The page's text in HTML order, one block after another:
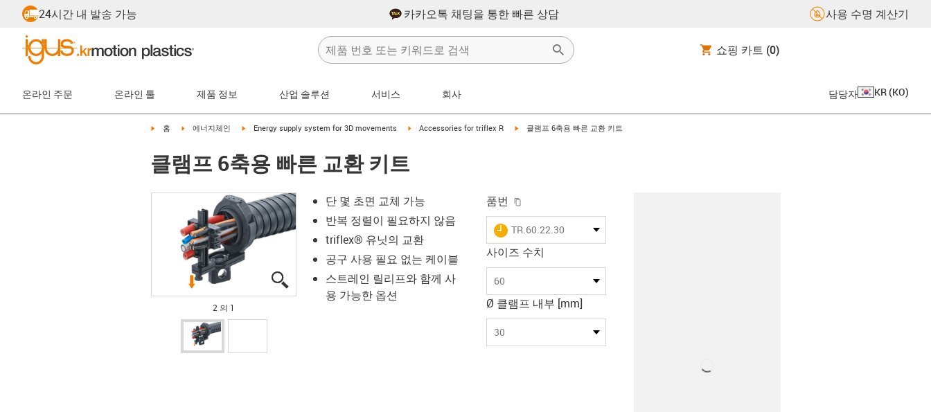
24시간 내 발송 가능 카카오톡 채팅을 통한 빠른 상담 사용 수명 계산기
쇼핑 카트 (0)
온라인 주문 온라인 툴 제품 정보 산업 솔루션 서비스 회사 담당자 KR (KO)
igus-icon-arrow-right
홈 igus-icon-arrow-right
에너지체인 igus-icon-arrow-right
Energy supply system for 3D movements igus-icon-arrow-right
Accessories for triflex R igus-icon-arrow-right
클램프 6축용 빠른 교환 키트
클램프 6축용 빠른 교환 키트
igus-icon-lupe
igus-icon-lupe
2 의 1
단 몇 초면 교체 가능
반복 정렬이 필요하지 않음
triflex® 유닛의 교환
공구 사용 필요 없는 케이블
스트레인 릴리프와 함께 사
용 가능한 옵션
품번
igus-icon-lieferzeit
TR.60.22.30
사이즈 수치
60
Ø 클램프 내부 [mm]
30